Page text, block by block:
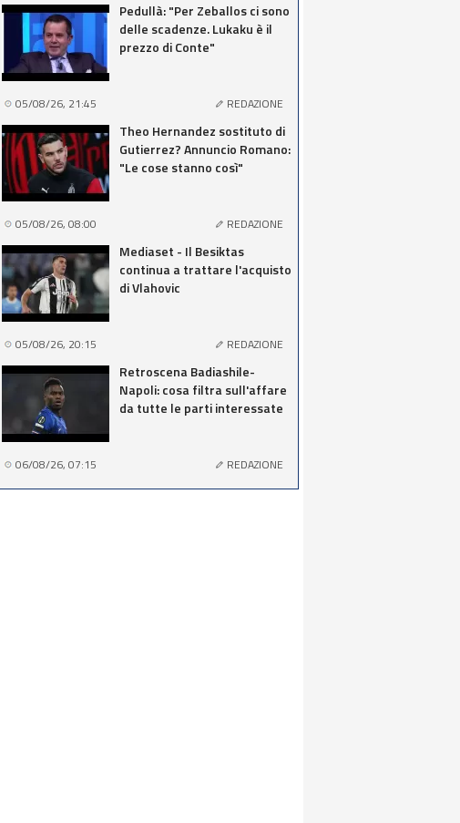
Pedullà: "Per Zeballos ci sono
delle scadenze. Lukaku è il
prezzo di Conte"
05/08/26, 21:45 REDAZIONE
Theo Hernandez sostituto di
Gutierrez? Annuncio Romano:
"Le cose stanno così"
05/08/26, 08:00 REDAZIONE
Mediaset - Il Besiktas
continua a trattare l'acquisto
di Vlahovic
05/08/26, 20:15 REDAZIONE
Retroscena Badiashile-
Napoli: cosa filtra sull'affare
da tutte le parti interessate
06/08/26, 07:15 REDAZIONE